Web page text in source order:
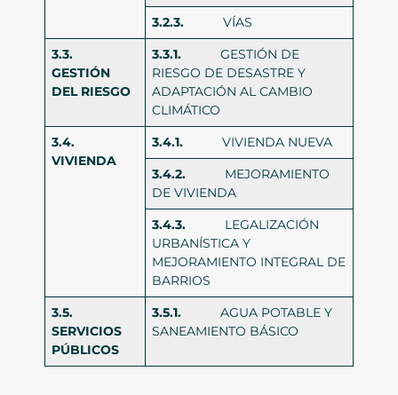
3.2.3.
VÍAS
3.3.
GESTIÓN
DEL RIESGO
3.3.1.
GESTIÓN DE
RIESGO DE DESASTRE Y
ADAPTACIÓN AL CAMBIO
CLIMÁTICO
3.4.
VIVIENDA
3.4.1.
VIVIENDA NUEVA
3.4.2.
MEJORAMIENTO
DE VIVIENDA
3.4.3.
LEGALIZACIÓN
URBANÍSTICA Y
MEJORAMIENTO INTEGRAL DE
BARRIOS
3.5.
SERVICIOS
PÚBLICOS
3.5.1.
AGUA POTABLE Y
SANEAMIENTO BÁSICO